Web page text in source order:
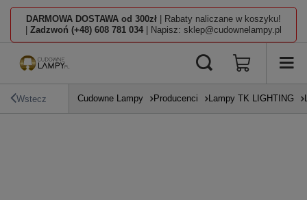
DARMOWA DOSTAWA od 300zł | Rabaty naliczane w koszyku!
Zadzwoń (+48) 608 781 034 | Napisz: sklep@cudownelampy.pl
Wstecz Cudowne Lampy Producenci Lampy TK LIGHTING